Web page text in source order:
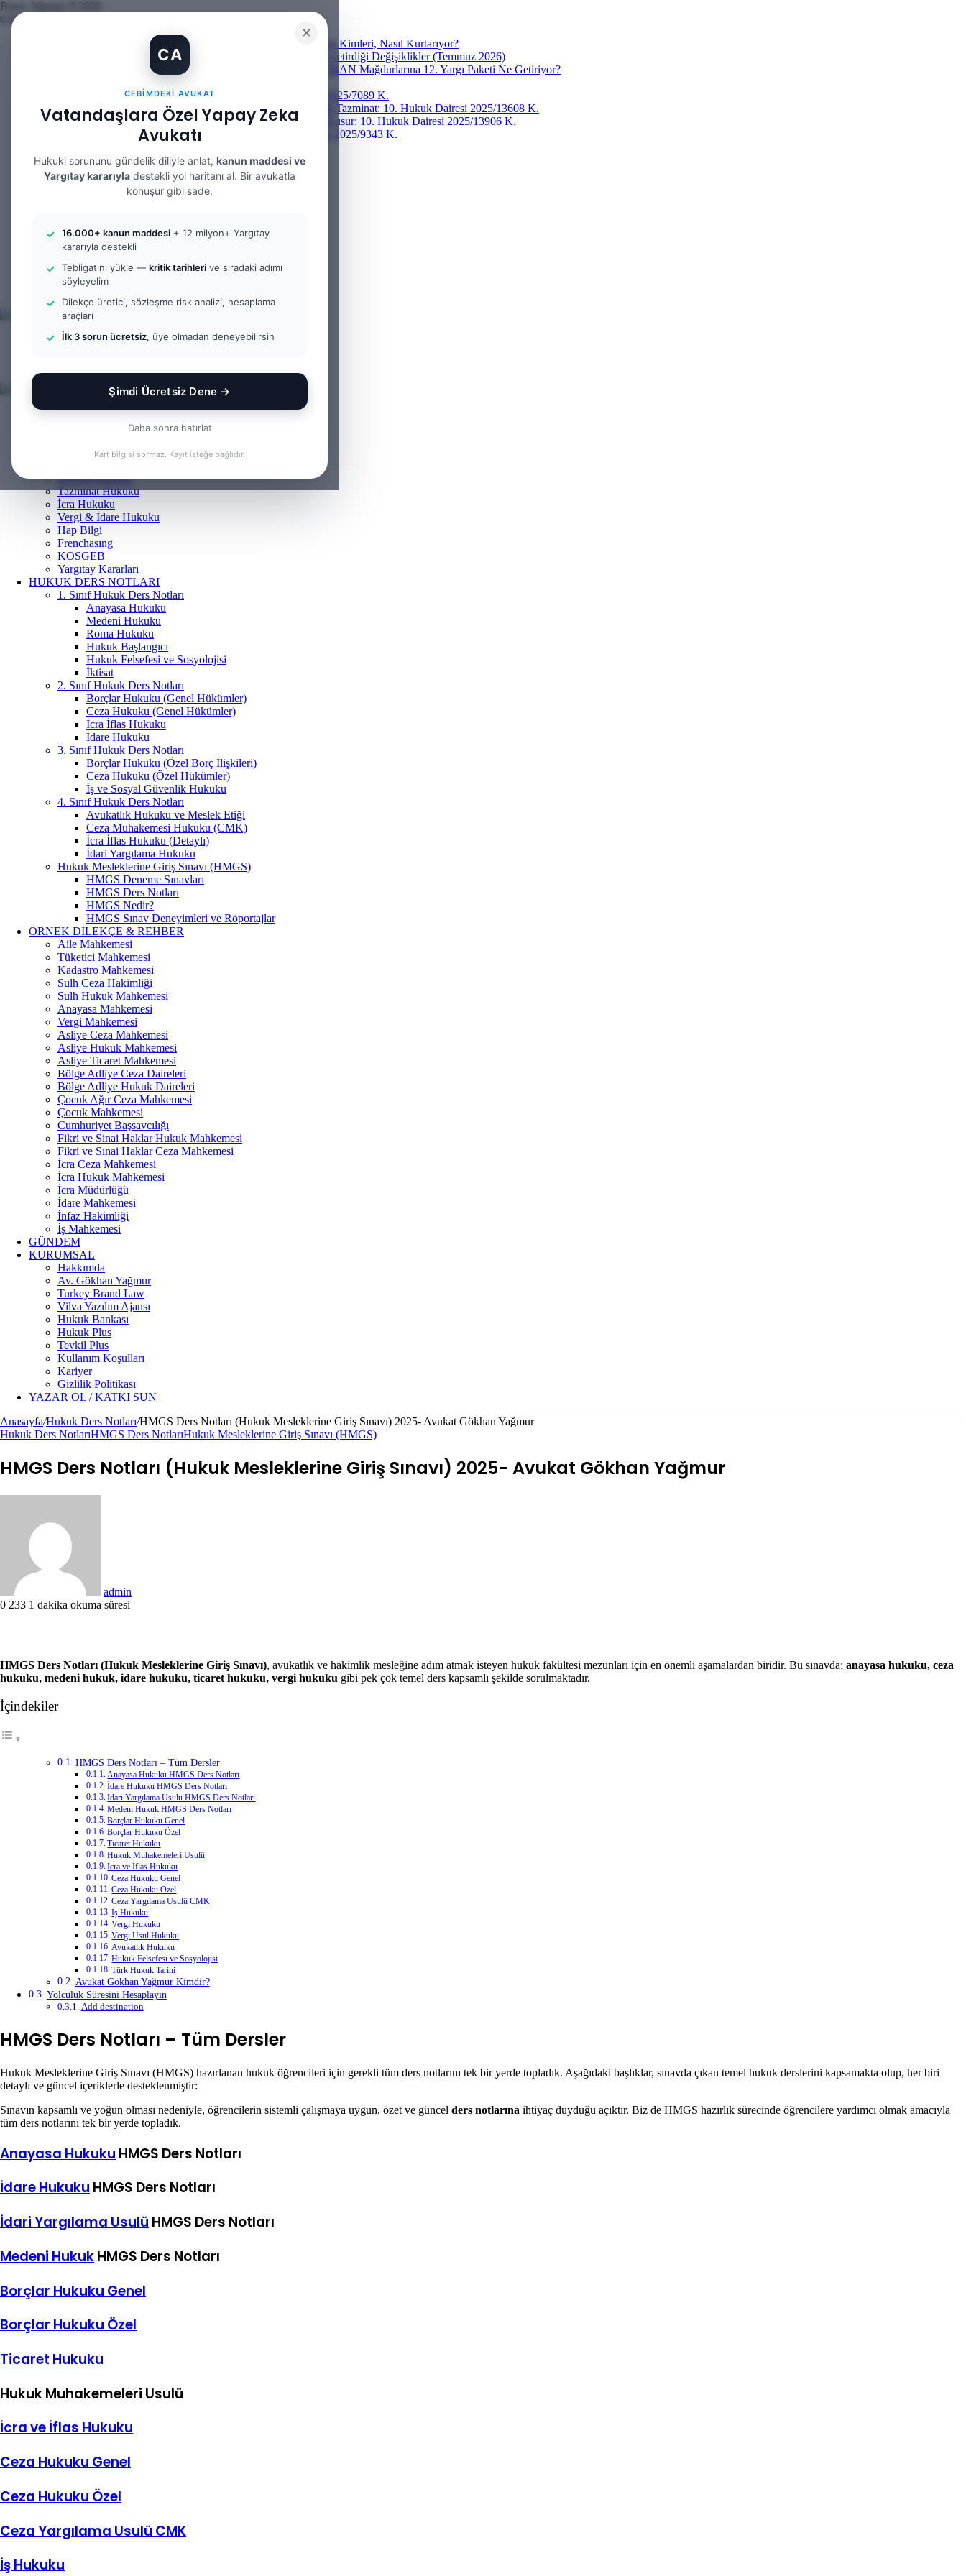
✕
CA
CEBIMDEKI AVUKAT
Vatandaşlara Özel Yapay Zeka
Avukatı
Hukuki sorununu gündelik diliyle anlat, kanun maddesi ve
Yargıtay kararıyla destekli yol haritanı al. Bir avukatla
konuşur gibi sade.
16.000+ kanun maddesi + 12 milyon+ Yargıtay
kararıyla destekli
Tebligatını yükle — kritik tarihleri ve sıradaki adımı
söyleyelim
Dilekçe üretici, sözleşme risk analizi, hesaplama
araçları
İlk 3 sorun ücretsiz, üye olmadan deneyebilirsin
Şimdi Ücretsiz Dene →
Daha sonra hatırlat
Kart bilgisi sormaz. Kayıt isteğe bağlıdır.
Pazar, Ağustos 9 2026
Güncel Makale
İBAN Kiralama Cezasında Yeni Dönem: TCK 158’e Eklenen Fıkra Kimleri, Nasıl Kurtarıyor?
12. Yargı Paketi Kabul Edildi: Avukat Gözüyle Tüm Maddeler ve Getirdiği Değişiklikler (Temmuz 2026)
Banka Hesabımı Dolandırıcılara Kullandırdım, Başıma Ne Gelir? IBAN Mağdurlarına 12. Yargı Paketi Ne Getiriyor?
Yargıtay Kararı İncelemesi ve Tanık Beyanları: 9. Hukuk Dairesi 2025/7089 K.
Kusur Belirlemesinin Maddi ve Manevi Tazminata Etkisi ve Maddi Tazminat: 10. Hukuk Dairesi 2025/13608 K.
Kusur Belirlemesinin Maddi ve Manevi Tazminata Etkisi ve Ağır Kusur: 10. Hukuk Dairesi 2025/13906 K.
Kira Sözleşmesinin Feshi ve Bilirkişi İncelemesi: 9. Hukuk Dairesi 2025/9343 K.
Yargıtay Kararı İncelemesi: 2. Ceza Dairesi 2026/4266 K.
Facebook
WhatsApp
Rastgele
Makale
Kenar
Bölmesi
Arama
yap
Menü
...
Ol
ANASAYFA
Ceza Hukuku
Medeni Hukuku
Tazminat Hukuku
İcra Hukuku
Vergi & İdare Hukuku
Hap Bilgi
Frenchasıng
KOSGEB
Yargıtay Kararları
HUKUK DERS NOTLARI
1. Sınıf Hukuk Ders Notları
Anayasa Hukuku
Medeni Hukuku
Roma Hukuku
Hukuk Başlangıcı
Hukuk Felsefesi ve Sosyolojisi
İktisat
2. Sınıf Hukuk Ders Notları
Borçlar Hukuku (Genel Hükümler)
Ceza Hukuku (Genel Hükümler)
İcra İflas Hukuku
İdare Hukuku
3. Sınıf Hukuk Ders Notları
Borçlar Hukuku (Özel Borç İlişkileri)
Ceza Hukuku (Özel Hükümler)
İş ve Sosyal Güvenlik Hukuku
4. Sınıf Hukuk Ders Notları
Avukatlık Hukuku ve Meslek Etiği
Ceza Muhakemesi Hukuku (CMK)
İcra İflas Hukuku (Detaylı)
İdari Yargılama Hukuku
Hukuk Mesleklerine Giriş Sınavı (HMGS)
HMGS Deneme Sınavları
HMGS Ders Notları
HMGS Nedir?
HMGS Sınav Deneyimleri ve Röportajlar
ÖRNEK DILEKÇE & REHBER
Aile Mahkemesi
Tüketici Mahkemesi
Kadastro Mahkemesi
Sulh Ceza Hakimliği
Sulh Hukuk Mahkemesi
Anayasa Mahkemesi
Vergi Mahkemesi
Asliye Ceza Mahkemesi
Asliye Hukuk Mahkemesi
Asliye Ticaret Mahkemesi
Bölge Adliye Ceza Daireleri
Bölge Adliye Hukuk Daireleri
Çocuk Ağır Ceza Mahkemesi
Çocuk Mahkemesi
Cumhuriyet Başsavcılığı
Fikri ve Sinai Haklar Hukuk Mahkemesi
Fikri ve Sınai Haklar Ceza Mahkemesi
İcra Ceza Mahkemesi
İcra Hukuk Mahkemesi
İcra Müdürlüğü
İdare Mahkemesi
İnfaz Hakimliği
İş Mahkemesi
GÜNDEM
KURUMSAL
Hakkımda
Av. Gökhan Yağmur
Turkey Brand Law
Vilva Yazılım Ajansı
Hukuk Bankası
Hukuk Plus
Tevkil Plus
Kullanım Koşulları
Kariyer
Gizlilik Politikası
YAZAR OL / KATKI SUN
Anasayfa/Hukuk Ders Notları/HMGS Ders Notları (Hukuk Mesleklerine Giriş Sınavı) 2025- Avukat Gökhan Yağmur
Hukuk Ders NotlarıHMGS Ders NotlarıHukuk Mesleklerine Giriş Sınavı (HMGS)
HMGS Ders Notları (Hukuk Mesleklerine Giriş Sınavı) 2025- Avukat Gökhan Yağmur
admin
0 233 1 dakika okuma süresi
HMGS Ders Notları (Hukuk Mesleklerine Giriş Sınavı), avukatlık ve hakimlik mesleğine adım atmak isteyen hukuk fakültesi mezunları için en önemli aşamalardan biridir. Bu sınavda; anayasa hukuku, ceza
hukuku, medeni hukuk, idare hukuku, ticaret hukuku, vergi hukuku gibi pek çok temel ders kapsamlı şekilde sorulmaktadır.
İçindekiler
HMGS Ders Notları – Tüm Dersler
Anayasa Hukuku HMGS Ders Notları
İdare Hukuku HMGS Ders Notları
İdari Yargılama Usulü HMGS Ders Notları
Medeni Hukuk HMGS Ders Notları
Borçlar Hukuku Genel
Borçlar Hukuku Özel
Ticaret Hukuku
Hukuk Muhakemeleri Usulü
İcra ve İflas Hukuku
Ceza Hukuku Genel
Ceza Hukuku Özel
Ceza Yargılama Usulü CMK
İş Hukuku
Vergi Hukuku
Vergi Usul Hukuku
Avukatlık Hukuku
Hukuk Felsefesi ve Sosyolojisi
Türk Hukuk Tarihi
Avukat Gökhan Yağmur Kimdir?
Yolculuk Süresini Hesaplayın
Add destination
HMGS Ders Notları – Tüm Dersler
Hukuk Mesleklerine Giriş Sınavı (HMGS) hazırlanan hukuk öğrencileri için gerekli tüm ders notlarını tek bir yerde topladık. Aşağıdaki başlıklar, sınavda çıkan temel hukuk derslerini kapsamakta olup, her biri
detaylı ve güncel içeriklerle desteklenmiştir:
Sınavın kapsamlı ve yoğun olması nedeniyle, öğrencilerin sistemli çalışmaya uygun, özet ve güncel ders notlarına ihtiyaç duyduğu açıktır. Biz de HMGS hazırlık sürecinde öğrencilere yardımcı olmak amacıyla
tüm ders notlarını tek bir yerde topladık.
Anayasa Hukuku HMGS Ders Notları
İdare HukukuHMGS Ders Notları
İdari Yargılama Usulü HMGS Ders Notları
Medeni HukukHMGS Ders Notları
Borçlar Hukuku Genel
Borçlar Hukuku Özel
Ticaret Hukuku
Hukuk Muhakemeleri Usulü
İcra ve İflas Hukuku
Ceza Hukuku Genel
Ceza Hukuku Özel
Ceza Yargılama Usulü CMK
İş Hukuku